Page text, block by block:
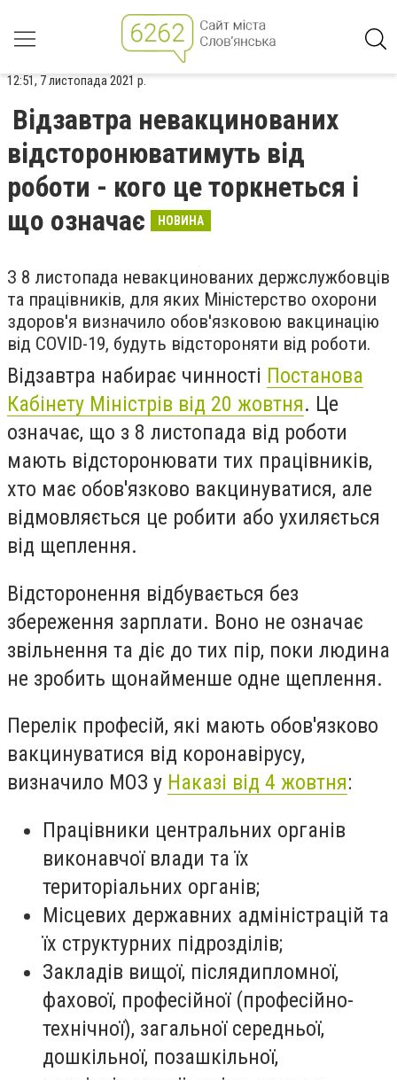
12:51, 7 листопада 2021 р.
Відзавтра невакцинованих
відсторонюватимуть від
роботи - кого це торкнеться і
що означає
НОВИНА
З 8 листопада невакцинованих держслужбовців
та працівників, для яких Міністерство охорони
здоров'я визначило обов'язковою вакцинацію
від COVID-19, будуть відстороняти від роботи.
Відзавтра набирає чинності Постанова
Кабінету Міністрів від 20 жовтня. Це
означає, що з 8 листопада від роботи
мають відсторонювати тих працівників,
хто має обов'язково вакцинуватися, але
відмовляється це робити або ухиляється
від щеплення.
Відсторонення відбувається без
збереження зарплати. Воно не означає
звільнення та діє до тих пір, поки людина
не зробить щонайменше одне щеплення.
Перелік професій, які мають обов'язково
вакцинуватися від коронавірусу,
визначило МОЗ у Наказі від 4 жовтня:
Працівники центральних органів
виконавчої влади та їх
територіальних органів;
Місцевих державних адміністрацій та
їх структурних підрозділів;
Закладів вищої, післядипломної,
фахової, професійної (професійно-
технічної), загальної середньої,
дошкільної, позашкільної,